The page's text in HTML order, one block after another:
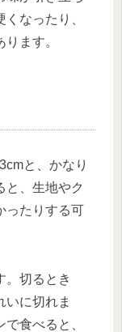
なったり、
ます。
と、かなり
と、生地やク
ったりする可
。切るとき
いに切れま
食べると、